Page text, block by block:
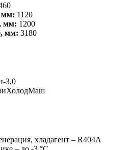
мм: 1120
мм: 1200
мм: 3180
3,0
хладагент – R404A